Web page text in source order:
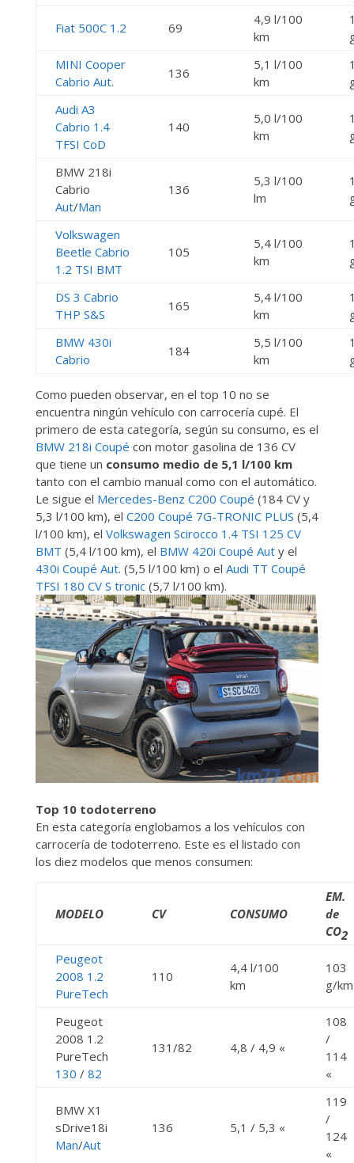
Fiat 500C 1.2 69
4,9 l/100
km
MINI Cooper
Cabrio Aut.
136
5,1 l/100
km
Audi A3
Cabrio 1.4
TFSI CoD
140
5,0 l/100
km
BMW 218i
Cabrio
Aut/Man
136
5,3 l/100
lm
Volkswagen
Beetle Cabrio
1.2 TSI BMT
105
5,4 l/100
km
DS 3 Cabrio
THP S&S
165
5,4 l/100
km
BMW 430i
Cabrio
184
5,5 l/100
km
Como pueden observar, en el top 10 no se
encuentra ningún vehículo con carrocería cupé. El
primero de esta categoría, según su consumo, es el
BMW 218i Coupé con motor gasolina de 136 CV
que tiene un consumo medio de 5,1 l/100 km
tanto con el cambio manual como con el automático.
Le sigue el Mercedes-Benz C200 Coupé (184 CV y
5,3 l/100 km), el C200 Coupé 7G-TRONIC PLUS (5,4
l/100 km), el Volkswagen Scirocco 1.4 TSI 125 CV
BMT (5,4 l/100 km), el BMW 420i Coupé Auty el
430i Coupé Aut. (5,5 l/100 km) o el Audi TT Coupé
TFSI 180 CV S tronic(5,7 l/100 km).
Top 10 todoterreno
En esta categoría englobamos a los vehículos con
carrocería de todoterreno. Este es el listado con
los diez modelos que menos consumen:
MODELO CV CONSUMO
EM.
de
CO2
Peugeot
2008 1.2
PureTech
110
4,4 l/100
km
103
g/km
Peugeot
2008 1.2
PureTech
130 / 82
131/82 4,8 / 4,9 «
108
/
114
«
BMW X1
sDrive18i
Man/Aut
136 5,1 / 5,3 «
119
/
124
«